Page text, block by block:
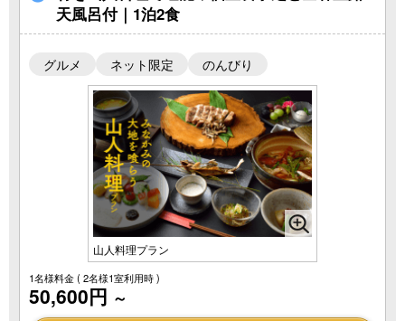
天風呂付｜1泊2食
グルメ ネット限定 のんびり
山人料理プラン
1名様料金( 2名様1室利用時 )
50,600円 ～